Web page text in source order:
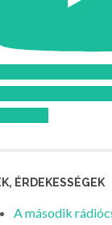
ÉRDEKESSÉGEK
A második